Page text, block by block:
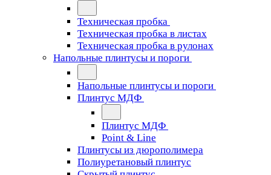
Техническая пробка
Техническая пробка в листах
Техническая пробка в рулонах
Напольные плинтусы и пороги
Напольные плинтусы и пороги
Плинтус МДФ
Плинтус МДФ
Point & Line
Плинтусы из дюрополимера
Полиуретановый плинтус